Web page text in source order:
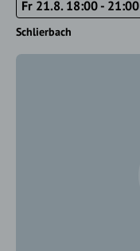
Fr 21.8. 18:00 - 21:00
Schlierbach